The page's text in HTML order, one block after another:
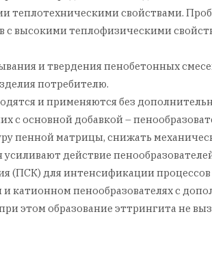
свойствами.
высокими теплофизическими
и твердения пенобетонных
потребителю.
и применяются без
с основной добавкой –
пенной матрицы, снижать
действие
(ПСК) для интенсификации
катионном пенообразователях с
этом образование эттрингита не